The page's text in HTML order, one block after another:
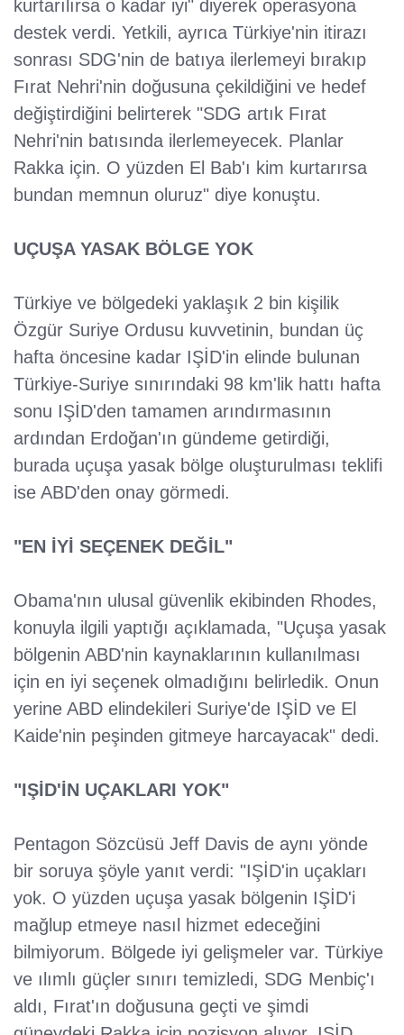
kurtarılırsa o kadar iyi" diyerek operasyona
destek verdi. Yetkili, ayrıca Türkiye'nin itirazı
sonrası SDG'nin de batıya ilerlemeyi bırakıp
Fırat Nehri'nin doğusuna çekildiğini ve hedef
değiştirdiğini belirterek "SDG artık Fırat
Nehri'nin batısında ilerlemeyecek. Planlar
Rakka için. O yüzden El Bab'ı kim kurtarırsa
bundan memnun oluruz" diye konuştu.
UÇUŞA YASAK BÖLGE YOK
Türkiye ve bölgedeki yaklaşık 2 bin kişilik
Özgür Suriye Ordusu kuvvetinin, bundan üç
hafta öncesine kadar IŞİD'in elinde bulunan
Türkiye-Suriye sınırındaki 98 km'lik hattı hafta
sonu IŞİD'den tamamen arındırmasının
ardından Erdoğan'ın gündeme getirdiği,
burada uçuşa yasak bölge oluşturulması teklifi
ise ABD'den onay görmedi.
"EN İYİ SEÇENEK DEĞİL"
Obama'nın ulusal güvenlik ekibinden Rhodes,
konuyla ilgili yaptığı açıklamada, "Uçuşa yasak
bölgenin ABD'nin kaynaklarının kullanılması
için en iyi seçenek olmadığını belirledik. Onun
yerine ABD elindekileri Suriye'de IŞİD ve El
Kaide'nin peşinden gitmeye harcayacak" dedi.
"IŞİD'İN UÇAKLARI YOK"
Pentagon Sözcüsü Jeff Davis de aynı yönde
bir soruya şöyle yanıt verdi: "IŞİD'in uçakları
yok. O yüzden uçuşa yasak bölgenin IŞİD'i
mağlup etmeye nasıl hizmet edeceğini
bilmiyorum. Bölgede iyi gelişmeler var. Türkiye
ve ılımlı güçler sınırı temizledi, SDG Menbiç'ı
aldı, Fırat'ın doğusuna geçti ve şimdi